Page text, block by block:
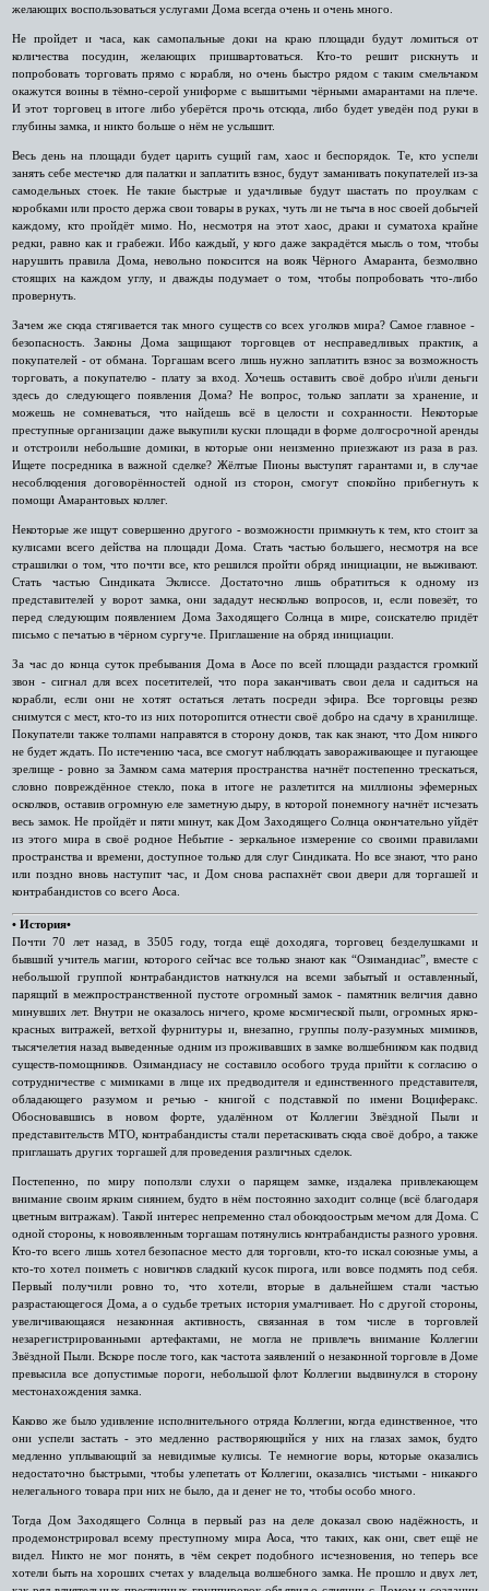
желающих воспользоваться услугами Дома всегда очень и очень много.
Не пройдет и часа, как самопальные доки на краю площади будут ломиться от
количества посудин, желающих пришвартоваться. Кто-то решит рискнуть и
попробовать торговать прямо с корабля, но очень быстро рядом с таким смельчаком
окажутся воины в тёмно-серой униформе с вышитыми чёрными амарантами на плече.
И этот торговец в итоге либо уберётся прочь отсюда, либо будет уведён под руки в
глубины замка, и никто больше о нём не услышит.
Весь день на площади будет царить сущий гам, хаос и беспорядок. Те, кто успели
занять себе местечко для палатки и заплатить взнос, будут заманивать покупателей из-за
самодельных стоек. Не такие быстрые и удачливые будут шастать по проулкам с
коробками или просто держа свои товары в руках, чуть ли не тыча в нос своей добычей
каждому, кто пройдёт мимо. Но, несмотря на этот хаос, драки и суматоха крайне
редки, равно как и грабежи. Ибо каждый, у кого даже закрадётся мысль о том, чтобы
нарушить правила Дома, невольно покосится на вояк Чёрного Амаранта, безмолвно
стоящих на каждом углу, и дважды подумает о том, чтобы попробовать что-либо
провернуть.
Зачем же сюда стягивается так много существ со всех уголков мира? Самое главное -
безопасность. Законы Дома защищают торговцев от несправедливых практик, а
покупателей - от обмана. Торгашам всего лишь нужно заплатить взнос за возможность
торговать, а покупателю - плату за вход. Хочешь оставить своё добро и\или деньги
здесь до следующего появления Дома? Не вопрос, только заплати за хранение, и
можешь не сомневаться, что найдешь всё в целости и сохранности. Некоторые
преступные организации даже выкупили куски площади в форме долгосрочной аренды
и отстроили небольшие домики, в которые они неизменно приезжают из раза в раз.
Ищете посредника в важной сделке? Жёлтые Пионы выступят гарантами и, в случае
несоблюдения договорённостей одной из сторон, смогут спокойно прибегнуть к
помощи Амарантовых коллег.
Некоторые же ищут совершенно другого - возможности примкнуть к тем, кто стоит за
кулисами всего действа на площади Дома. Стать частью большего, несмотря на все
страшилки о том, что почти все, кто решился пройти обряд инициации, не выживают.
Стать частью Синдиката Эклиссе. Достаточно лишь обратиться к одному из
представителей у ворот замка, они зададут несколько вопросов, и, если повезёт, то
перед следующим появлением Дома Заходящего Солнца в мире, соискателю придёт
письмо с печатью в чёрном сургуче. Приглашение на обряд инициации.
За час до конца суток пребывания Дома в Аосе по всей площади раздастся громкий
звон - сигнал для всех посетителей, что пора заканчивать свои дела и садиться на
корабли, если они не хотят остаться летать посреди эфира. Все торговцы резко
снимутся с мест, кто-то из них поторопится отнести своё добро на сдачу в хранилище.
Покупатели также толпами направятся в сторону доков, так как знают, что Дом никого
не будет ждать. По истечению часа, все смогут наблюдать завораживающее и пугающее
зрелище - ровно за Замком сама материя пространства начнёт постепенно трескаться,
словно повреждённое стекло, пока в итоге не разлетится на миллионы эфемерных
осколков, оставив огромную еле заметную дыру, в которой понемногу начнёт исчезать
весь замок. Не пройдёт и пяти минут, как Дом Заходящего Солнца окончательно уйдёт
из этого мира в своё родное Небытие - зеркальное измерение со своими правилами
пространства и времени, доступное только для слуг Синдиката. Но все знают, что рано
или поздно вновь наступит час, и Дом снова распахнёт свои двери для торгашей и
контрабандистов со всего Аоса.
• История•
Почти 70 лет назад, в 3505 году, тогда ещё доходяга, торговец безделушками и
бывший учитель магии, которого сейчас все только знают как “Озимандиас”, вместе с
небольшой группой контрабандистов наткнулся на всеми забытый и оставленный,
парящий в межпространственной пустоте огромный замок - памятник величия давно
минувших лет. Внутри не оказалось ничего, кроме космической пыли, огромных ярко-
красных витражей, ветхой фурнитуры и, внезапно, группы полу-разумных мимиков,
тысячелетия назад выведенные одним из проживавших в замке волшебником как подвид
существ-помощников. Озимандиасу не составило особого труда прийти к согласию о
сотрудничестве с мимиками в лице их предводителя и единственного представителя,
обладающего разумом и речью - книгой с подставкой по имени Воциферакс.
Обосновавшись в новом форте, удалённом от Коллегии Звёздной Пыли и
представительств МТО, контрабандисты стали перетаскивать сюда своё добро, а также
приглашать других торгашей для проведения различных сделок.
Постепенно, по миру поползли слухи о парящем замке, издалека привлекающем
внимание своим ярким сиянием, будто в нём постоянно заходит солнце (всё благодаря
цветным витражам). Такой интерес непременно стал обоюдоострым мечом для Дома. С
одной стороны, к новоявленным торгашам потянулись контрабандисты разного уровня.
Кто-то всего лишь хотел безопасное место для торговли, кто-то искал союзные умы, а
кто-то хотел поиметь с новичков сладкий кусок пирога, или вовсе подмять под себя.
Первый получили ровно то, что хотели, вторые в дальнейшем стали частью
разрастающегося Дома, а о судьбе третьих история умалчивает. Но с другой стороны,
увеличивающаяся незаконная активность, связанная в том числе в торговлей
незарегистрированными артефактами, не могла не привлечь внимание Коллегии
Звёздной Пыли. Вскоре после того, как частота заявлений о незаконной торговле в Доме
превысила все допустимые пороги, небольшой флот Коллегии выдвинулся в сторону
местонахождения замка.
Каково же было удивление исполнительного отряда Коллегии, когда единственное, что
они успели застать - это медленно растворяющийся у них на глазах замок, будто
медленно уплывающий за невидимые кулисы. Те немногие воры, которые оказались
недостаточно быстрыми, чтобы улепетать от Коллегии, оказались чистыми - никакого
нелегального товара при них не было, да и денег не то, чтобы особо много.
Тогда Дом Заходящего Солнца в первый раз на деле доказал свою надёжность, и
продемонстрировал всему преступному мира Аоса, что таких, как они, свет ещё не
видел. Никто не мог понять, в чём секрет подобного исчезновения, но теперь все
хотели быть на хороших счетах у владельца волшебного замка. Не прошло и двух лет,